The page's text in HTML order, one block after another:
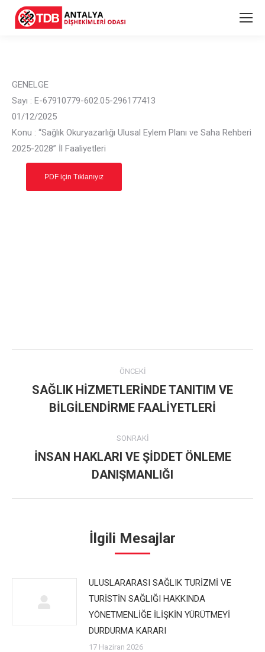
GENELGE
Sayı : E-67910779-602.05-296177413
01/12/2025
Konu : “Sağlık Okuryazarlığı Ulusal Eylem Planı ve Saha Rehberi
2025-2028” İl Faaliyetleri
PDF için Tıklanıyız
navigation
ÖNCEKI
Previous
post:
SAĞLIK HİZMETLERİNDE TANITIM VE
BİLGİLENDİRME FAALİYETLERİ
SONRAKI
Next
post:
İNSAN HAKLARI VE ŞİDDET ÖNLEME
DANIŞMANLIĞI
İlgili Mesajlar
ULUSLARARASI SAĞLIK TURİZMİ VE
TURİSTİN SAĞLIĞI HAKKINDA
YÖNETMENLİĞE İLİŞKİN YÜRÜTMEYİ
DURDURMA KARARI
17 Haziran 2026